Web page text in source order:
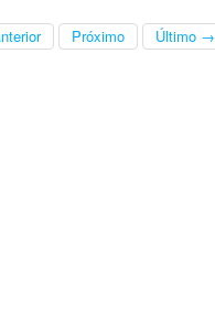
Próximo Último →